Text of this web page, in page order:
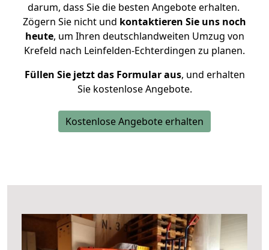
darum, dass Sie die besten Angebote erhalten.
Zögern Sie nicht und kontaktieren Sie uns noch
heute, um Ihren deutschlandweiten Umzug von
Krefeld nach Leinfelden-Echterdingen zu planen.
Füllen Sie jetzt das Formular aus, und erhalten
Sie kostenlose Angebote.
Kostenlose Angebote erhalten